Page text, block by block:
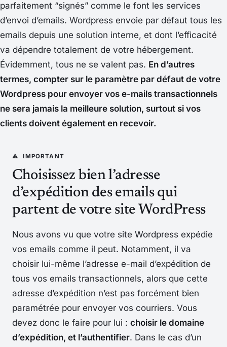
parfaitement “signés” comme le font les services
d’envoi d’emails. Wordpress envoie par défaut tous les
emails depuis une solution interne, et dont l’efficacité
va dépendre totalement de votre hébergement.
Évidemment, tous ne se valent pas. En d’autres
termes, compter sur le paramètre par défaut de votre
Wordpress pour envoyer vos e-mails transactionnels
ne sera jamais la meilleure solution, surtout si vos
clients doivent également en recevoir.
Choisissez bien l’adresse
d’expédition des emails qui
partent de votre site WordPress
Nous avons vu que votre site Wordpress expédie
vos emails comme il peut. Notamment, il va
choisir lui-même l’adresse e-mail d’expédition de
tous vos emails transactionnels, alors que cette
adresse d’expédition n’est pas forcément bien
paramétrée pour envoyer vos courriers. Vous
devez donc le faire pour lui : choisir le domaine
d’expédition, et l’authentifier. Dans le cas d’un